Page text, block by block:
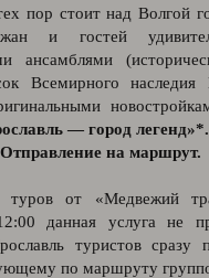
пор стоит над Волгой
и гостей
ансамблями
Всемирного
— город легенд»*.
на маршрут.
туров от «Медвежий
данная услуга не
туристов сразу
по маршруту